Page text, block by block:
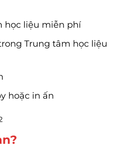
học liệu miễn phí
Trung tâm học liệu
hoặc in ấn